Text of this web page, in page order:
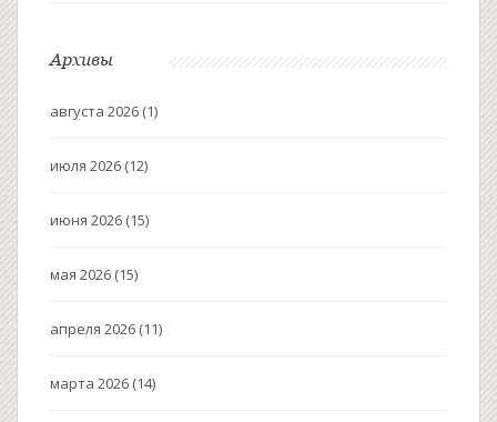
Архивы
августа 2026 (1)
июля 2026 (12)
июня 2026 (15)
мая 2026 (15)
апреля 2026 (11)
марта 2026 (14)